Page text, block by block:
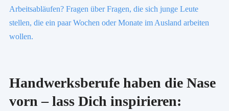
Arbeitsabläufen? Fragen über Fragen, die sich junge Leute
stellen, die ein paar Wochen oder Monate im Ausland arbeiten
wollen.
Handwerksberufe haben die Nase
vorn – lass Dich inspirieren: